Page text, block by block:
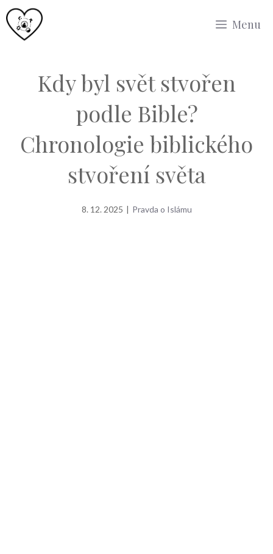
Přeskočit
na
Menu
Kdy byl svět stvořen
podle Bible?
Chronologie biblického
stvoření světa
8. 12. 2025 | Pravda o Islámu